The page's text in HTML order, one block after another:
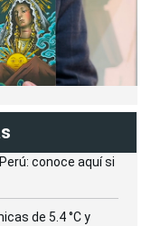
conoce aquí si
de 5.4 °C y